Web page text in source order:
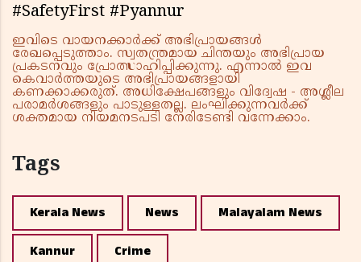
#SafetyFirst #Pyannur
ഇവിടെ വായനക്കാർക്ക് അഭിപ്രായങ്ങൾ
രേഖപ്പെടുത്താം. സ്വതന്ത്രമായ ചിന്തയും അഭിപ്രായ
പ്രകടനവും പ്രോത്സാഹിപ്പിക്കുന്നു. എന്നാൽ ഇവ
കെവാർത്തയുടെ അഭിപ്രായങ്ങളായി
കണക്കാക്കരുത്. അധിക്ഷേപങ്ങളും വിദ്വേഷ - അശ്ലീല
പരാമർശങ്ങളും പാടുള്ളതല്ല. ലംഘിക്കുന്നവർക്ക്
ശക്തമായ നിയമനടപടി നേരിടേണ്ടി വന്നേക്കാം.
Tags
Kerala News News Malayalam News
Kannur Crime